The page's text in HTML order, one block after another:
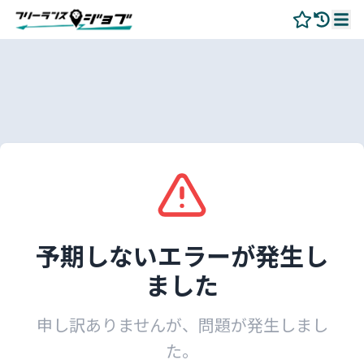
予期しないエラーが発生し
ました
申し訳ありませんが、問題が発生しまし
た。